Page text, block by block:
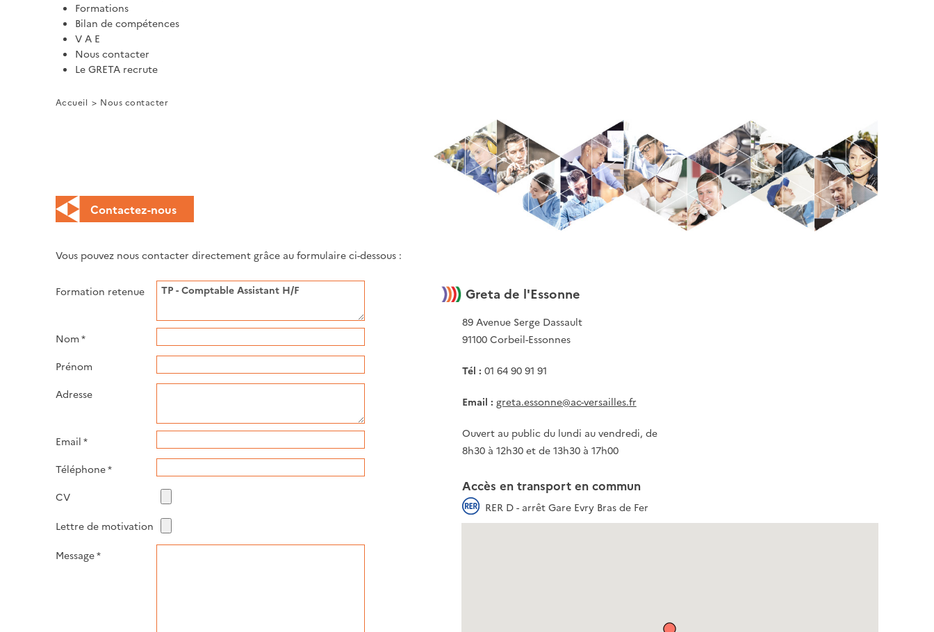
Formations
Bilan de compétences
V A E
Nous contacter
Le GRETA recrute
Accueil Nous contacter
Contactez-nous
Vous pouvez nous contacter directement grâce au formulaire ci-dessous :
Formation retenue
Nom *
Prénom
Adresse
Email *
Téléphone*
CV
Lettre de motivation
Message*
Greta de l'Essonne
89 Avenue Serge Dassault
91100 Corbeil-Essonnes
Tél : 01 64 90 91 91
Email : greta.essonne@ac-versailles.fr
Ouvert au public du lundi au vendredi, de
8h30 à 12h30 et de 13h30 à 17h00
Accès en transport en commun
RER D - arrêt Gare Evry Bras de Fer